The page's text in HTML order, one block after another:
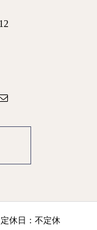
休日：不定休